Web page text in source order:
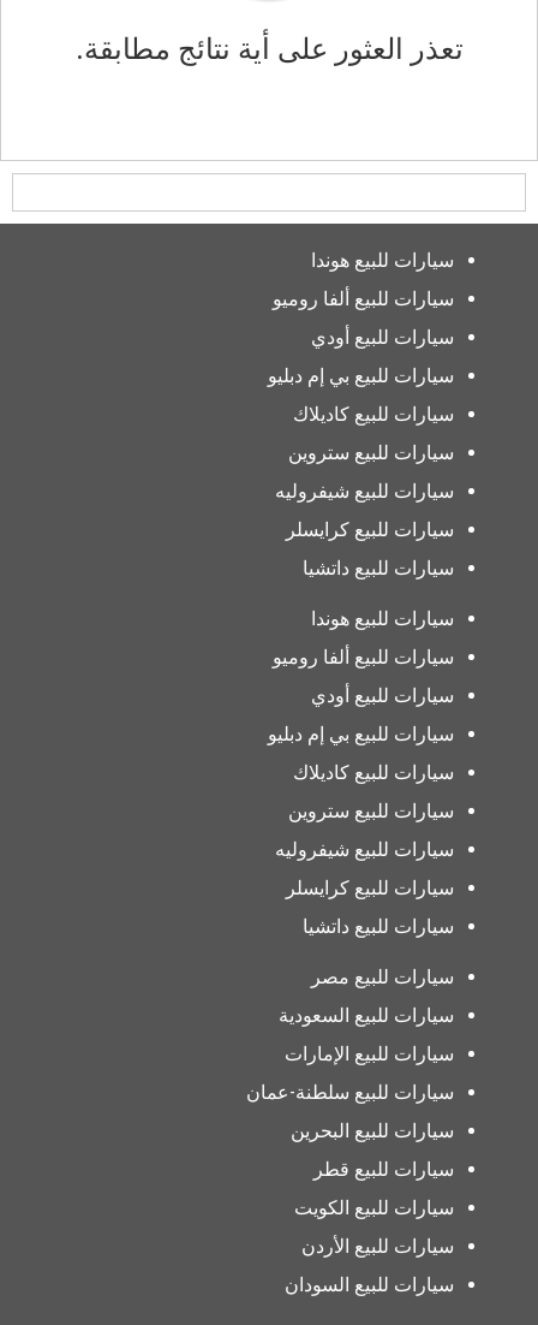
تعذر العثور على أية نتائج مطابقة.
سيارات للبيع هوندا
سيارات للبيع ألفا روميو
سيارات للبيع أودي
سيارات للبيع بي إم دبليو
سيارات للبيع كاديلاك
سيارات للبيع ستروين
سيارات للبيع شيفروليه
سيارات للبيع كرايسلر
سيارات للبيع داتشيا
سيارات للبيع هوندا
سيارات للبيع ألفا روميو
سيارات للبيع أودي
سيارات للبيع بي إم دبليو
سيارات للبيع كاديلاك
سيارات للبيع ستروين
سيارات للبيع شيفروليه
سيارات للبيع كرايسلر
سيارات للبيع داتشيا
سيارات للبيع مصر
سيارات للبيع السعودية
سيارات للبيع الإمارات
سيارات للبيع سلطنة-عمان
سيارات للبيع البحرين
سيارات للبيع قطر
سيارات للبيع الكويت
سيارات للبيع الأردن
سيارات للبيع السودان